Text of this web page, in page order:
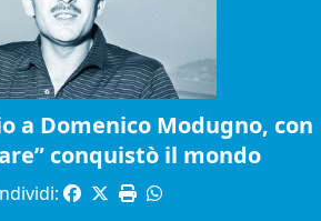
a Domenico Modugno, con
conquistò il mondo